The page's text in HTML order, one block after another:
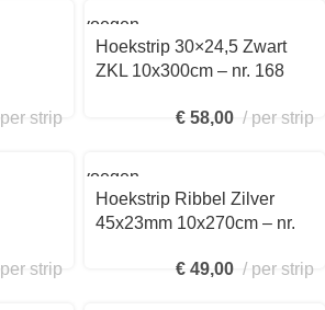
per strip
Toevoegen
winkelwagen
Hoekstrip 30×24,5 Zwart
ZKL 10x300cm – nr. 168
€ 58,00 per strip
per strip
Toevoegen
winkelwagen
Hoekstrip Ribbel Zilver
45x23mm 10x270cm – nr.
€ 49,00 per strip